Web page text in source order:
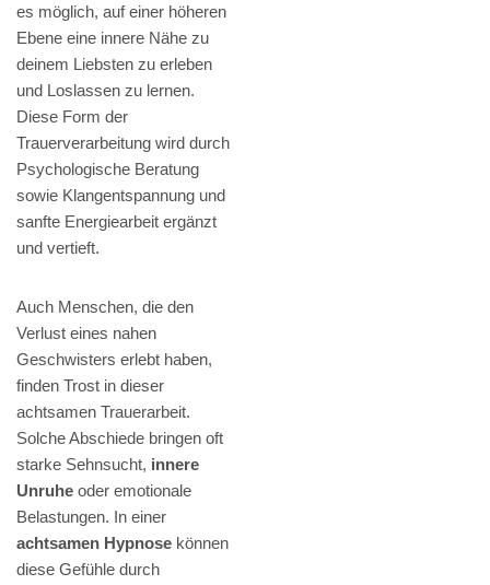
es möglich, auf einer höheren
Ebene eine innere Nähe zu
deinem Liebsten zu erleben
und Loslassen zu lernen.
Diese Form der
Trauerverarbeitung wird durch
Psychologische Beratung
sowie Klangentspannung und
sanfte Energiearbeit ergänzt
und vertieft.
Auch Menschen, die den
Verlust eines nahen
Geschwisters erlebt haben,
finden Trost in dieser
achtsamen Trauerarbeit.
Solche Abschiede bringen oft
starke Sehnsucht, innere
Unruhe oder emotionale
Belastungen. In einer
achtsamen Hypnose können
diese Gefühle durch